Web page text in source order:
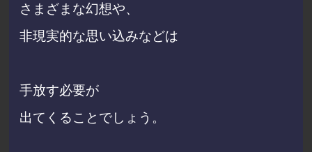
さまざまな幻想や、
非現実的な思い込みなどは
手放す必要が
出てくることでしょう。